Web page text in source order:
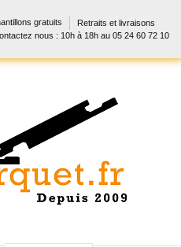
gratuits
Retraits et livraisons
nous : 10h à 18h au 05 24 60 72 10